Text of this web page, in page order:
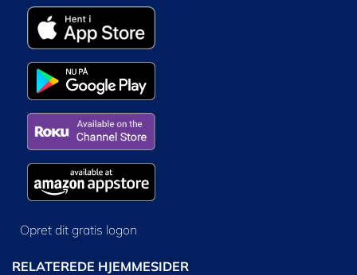
Opret dit gratis logon
RELATEREDE HJEMMESIDER